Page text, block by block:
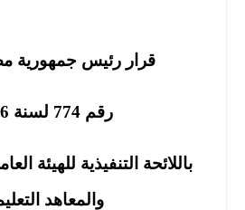
قرار رئيس جمهورية
رقم 774 لسنة 1976
باللائحة التنفيذية للهيئة
والمعاهد